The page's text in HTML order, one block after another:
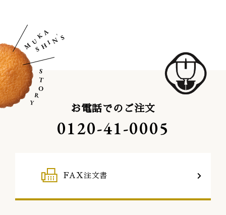
お電話でのご注文
0120-41-0005
FAX注文書